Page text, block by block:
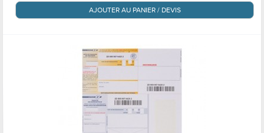
AJOUTER AU PANIER / DEVIS